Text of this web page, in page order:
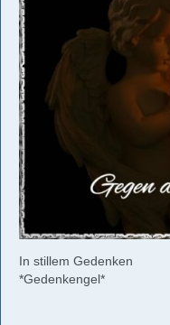
In stillem Gedenken
*Gedenkengel*